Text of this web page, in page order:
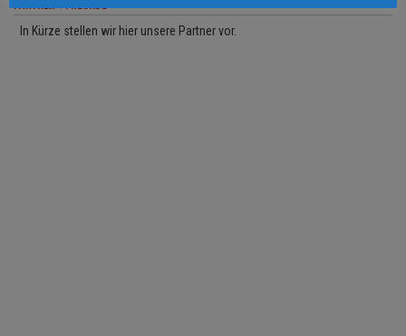
PARTNER + FREUNDE
In Kürze stellen wir hier unsere Partner vor.